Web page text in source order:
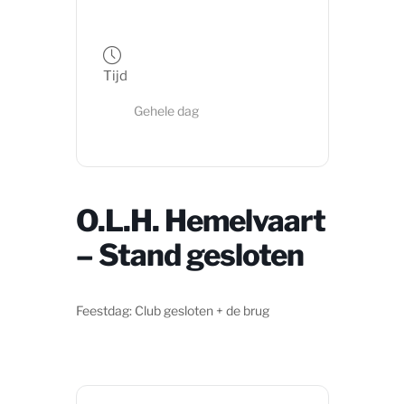
Tijd
Gehele dag
O.L.H. Hemelvaart
– Stand gesloten
Feestdag: Club gesloten + de brug